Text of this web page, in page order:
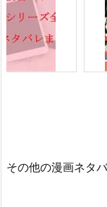
その他の漫画ネタ